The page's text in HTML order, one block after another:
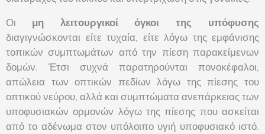
Οι μη λειτουργικοί όγκοι της υπόφυσης
διαγιγνώσκονται είτε τυχαία, είτε λόγω της εμφάνισης
τοπικών συμπτωμάτων από την πίεση παρακείμενων
δομών. Έτσι συχνά παρατηρούνται πονοκέφαλοι,
απώλεια των οπτικών πεδίων λόγω της πίεσης του
οπτικού νεύρου, αλλά και συμπτώματα ανεπάρκειας των
υποφυσιακών ορμονών λόγω της πίεσης που ασκείται
από το αδένωμα στον υπόλοιπο υγιή υποφυσιακό ιστό.